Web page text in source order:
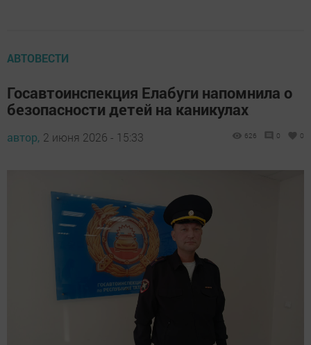
АВТОВЕСТИ
Госавтоинспекция Елабуги напомнила о
безопасности детей на каникулах
автор, 2 июня 2026 - 15:33 626 0 0